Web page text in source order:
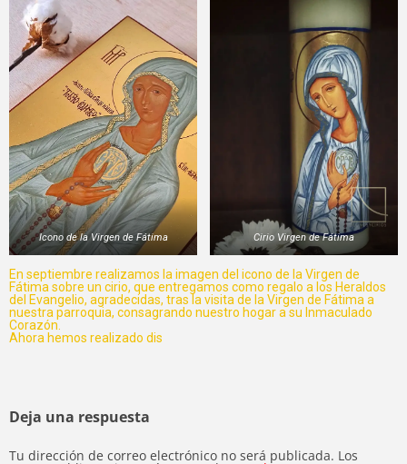
Icono de la Virgen de Fátima Cirio Virgen de Fátima
En septiembre realizamos la imagen del icono de la Virgen de
Fátima sobre un cirio, que entregamos como regalo a los Heraldos
del Evangelio, agradecidas, tras la visita de la Virgen de Fátima a
nuestra parroquia, consagrando nuestro hogar a su Inmaculado
Corazón.
Ahora hemos realizado dis
Deja una respuesta
Tu dirección de correo electrónico no será publicada. Los